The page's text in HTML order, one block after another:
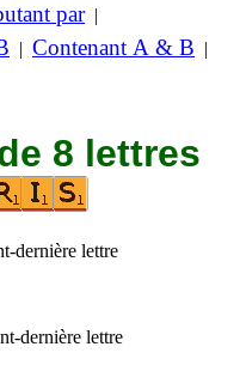
par|
| Contenant A & B |
8 lettres
dernière lettre
dernière lettre